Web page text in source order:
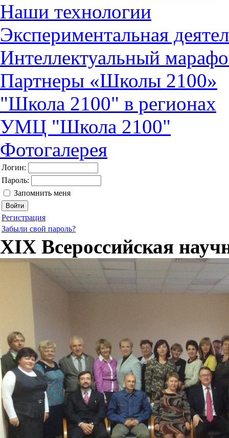
Наши технологии
Экспериментальная
Интеллектуальный
Партнеры «Школы 2100»
"Школа 2100" в регионах
УМЦ "Школа 2100"
Фотогалерея
Логин:
Пароль:
Запомнить меня
Регистрация
Забыли свой пароль?
XIX Всероссийская